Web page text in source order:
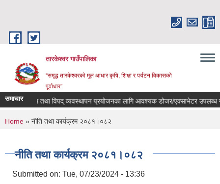
तारकेश्वर गाउँपालिका
“समृद्ध तारकेश्वरको मूल आधार कृषि, शिक्षा र पर्यटन विकासको
पूर्वाधार”
समाचार
वर्षायाम तथा विपद् व्यवस्थापन प्रयोजनका लागि आवश्यक डोजर/एक्साभेटर उपलब्ध
You are here
Home » नीति तथा कार्यक्रम २०८१।०८२
नीति तथा कार्यक्रम २०८१।०८२
Submitted on: Tue, 07/23/2024 - 13:36